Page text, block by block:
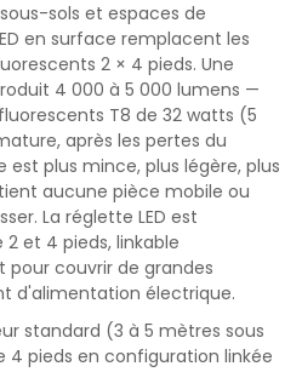
sols et espaces de
en surface remplacent les
2 × 4 pieds. Une
4 000 à 5 000 lumens —
T8 de 32 watts (5
après les pertes du
est plus mince, plus légère, plus
aucune pièce mobile ou
La réglette LED est
et 4 pieds, linkable
couvrir de grandes
d'alimentation électrique.
standard (3 à 5 mètres sous
4 pieds en configuration linkée